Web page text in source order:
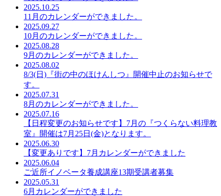
2025.10.25
11月のカレンダーができました。
2025.09.27
10月のカレンダーができました。
2025.08.28
9月のカレンダーができました。
2025.08.02
8/3(日)『街の中のほけんしつ』開催中止のお知らせで
す。
2025.07.31
8月のカレンダーができました。
2025.07.16
【日程変更のお知らせです】7月の『つくらない料理教
室』開催は7月25日(金)となります。
2025.06.30
【変更ありです】7月カレンダーができました
2025.06.04
ご近所イノベータ養成講座13期受講者募集
2025.05.31
6月カレンダーができました